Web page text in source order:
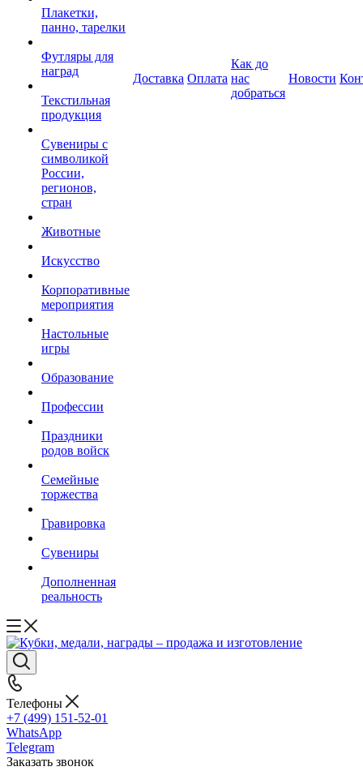
Плакетки,
панно, тарелки
Футляры для
наград
Текстильная
продукция
Сувениры с
символикой
России,
регионов,
стран
Животные
Искусство
Корпоративные
мероприятия
Настольные
игры
Образование
Профессии
Праздники
родов войск
Семейные
торжества
Гравировка
Сувениры
Дополненная
реальность
Доставка Оплата
Как до
нас
добраться
Новости
Телефоны
+7 (499) 151-52-01
WhatsApp
Telegram
Заказать звонок